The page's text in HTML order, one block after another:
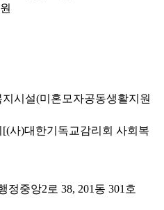
시설(미혼모자공동생활지원
사)대한기독교감리회 사회복
정중앙2로 38, 201동 301호